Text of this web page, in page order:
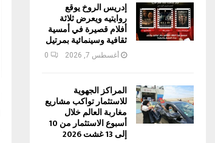
إدريس الروخ يوقع
روايتيه ويعرض ثلاثة
أفلام قصيرة في أمسية
ثقافية وسينمائية بمرتيل
أغسطس 7, 2026 0
المراكز الجهوية
للاستثمار تواكب مشاريع
مغاربة العالم خلال
أسبوع الاستثمار من 10
إلى 13 غشت 2026